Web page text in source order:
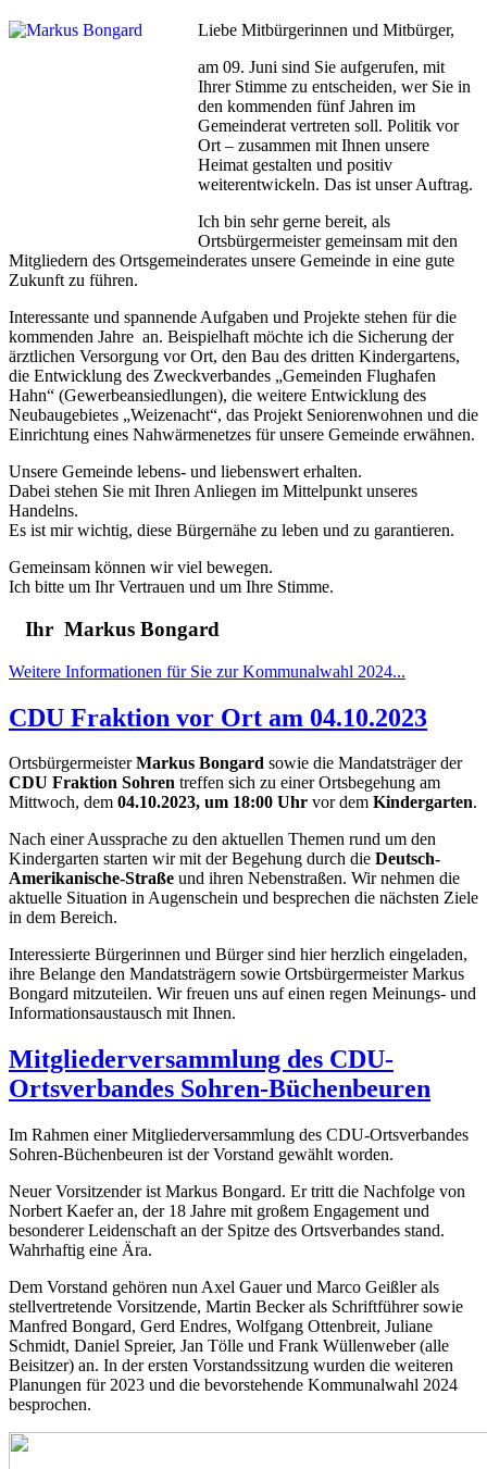
Liebe Mitbürgerinnen und Mitbürger,
am 09. Juni sind Sie aufgerufen, mit
Ihrer Stimme zu entscheiden, wer Sie in
den kommenden fünf Jahren im
Gemeinderat vertreten soll. Politik vor
Ort – zusammen mit Ihnen unsere
Heimat gestalten und positiv
weiterentwickeln. Das ist unser Auftrag.
Ich bin sehr gerne bereit, als
Ortsbürgermeister gemeinsam mit den
Mitgliedern des Ortsgemeinderates unsere Gemeinde in eine gute
Zukunft zu führen.
Interessante und spannende Aufgaben und Projekte stehen für die
kommenden Jahre an. Beispielhaft möchte ich die Sicherung der
ärztlichen Versorgung vor Ort, den Bau des dritten Kindergartens,
die Entwicklung des Zweckverbandes „Gemeinden Flughafen
Hahn“ (Gewerbeansiedlungen), die weitere Entwicklung des
Neubaugebietes „Weizenacht“, das Projekt Seniorenwohnen und die
Einrichtung eines Nahwärmenetzes für unsere Gemeinde erwähnen.
Unsere Gemeinde lebens- und liebenswert erhalten.
Dabei stehen Sie mit Ihren Anliegen im Mittelpunkt unseres
Handelns.
Es ist mir wichtig, diese Bürgernähe zu leben und zu garantieren.
Gemeinsam können wir viel bewegen.
Ich bitte um Ihr Vertrauen und um Ihre Stimme.
Ihr Markus Bongard
Weitere Informationen für Sie zur Kommunalwahl 2024...
CDU Fraktion vor Ort am 04.10.2023
OrtsbürgermeisterMarkus Bongard sowie die Mandatsträger der
CDU Fraktion Sohren treffen sich zu einer Ortsbegehung am
Mittwoch, dem 04.10.2023, um 18:00 Uhr vor dem Kindergarten.
Nach einer Aussprache zu den aktuellen Themen rund um den
Kindergarten starten wir mit der Begehung durch die Deutsch-
Amerikanische-Straße und ihren Nebenstraßen. Wir nehmen die
aktuelle Situation in Augenschein und besprechen die nächsten Ziele
in dem Bereich.
Interessierte Bürgerinnen und Bürger sind hier herzlich eingeladen,
ihre Belange den Mandatsträgern sowie Ortsbürgermeister Markus
Bongard mitzuteilen. Wir freuen uns auf einen regen Meinungs- und
Informationsaustausch mit Ihnen.
Mitgliederversammlung des CDU-
Ortsverbandes Sohren-Büchenbeuren
Im Rahmen einer Mitgliederversammlung des CDU-Ortsverbandes
Sohren-Büchenbeuren ist der Vorstand gewählt worden.
Neuer Vorsitzender ist Markus Bongard. Er tritt die Nachfolge von
Norbert Kaefer an, der 18 Jahre mit großem Engagement und
besonderer Leidenschaft an der Spitze des Ortsverbandes stand.
Wahrhaftig eine Ära.
Dem Vorstand gehören nun Axel Gauer und Marco Geißler als
stellvertretende Vorsitzende, Martin Becker als Schriftführer sowie
Manfred Bongard, Gerd Endres, Wolfgang Ottenbreit, Juliane
Schmidt, Daniel Spreier, Jan Tölle und Frank Wüllenweber (alle
Beisitzer) an. In der ersten Vorstandssitzung wurden die weiteren
Planungen für 2023 und die bevorstehende Kommunalwahl 2024
besprochen.